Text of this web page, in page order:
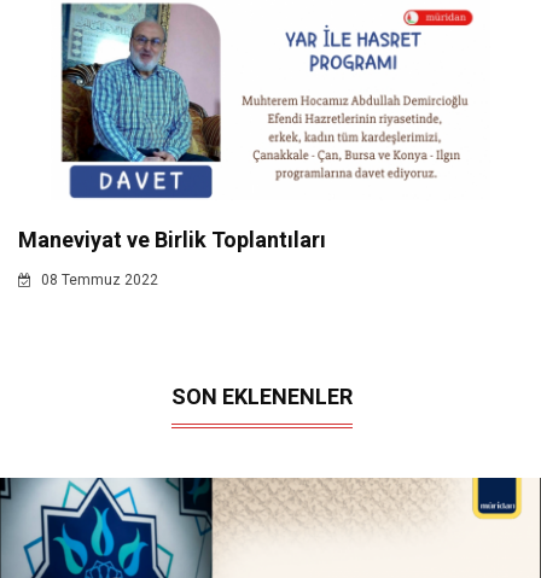
Maneviyat ve Birlik Toplantıları
08 Temmuz 2022
SON EKLENENLER